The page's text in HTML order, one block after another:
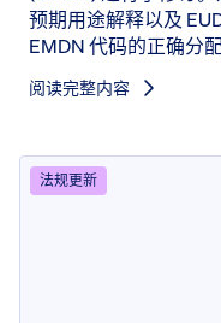
预期用途解释以及
EMDN 代码的正确分
阅读完整内容
法规更新